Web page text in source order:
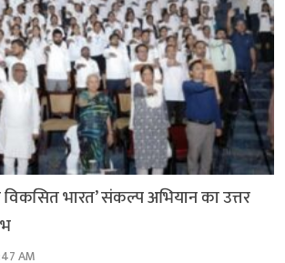
विकसित भारत’ संकल्प अभियान का उत्तर
AM